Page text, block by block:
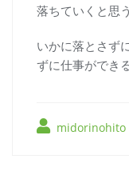
落ちていくと思う
いかに落とさず
ずに仕事ができ
midorinohito